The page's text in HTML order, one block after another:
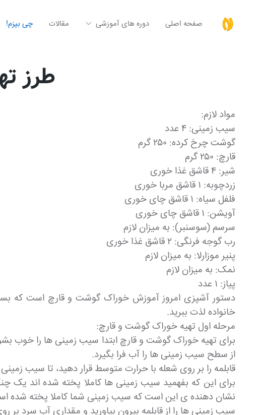
صفحه اصلی دوره های آموزشی مقالات چی بپزم!
طرز
مواد لازم:
سیب زمینی: ۴ عدد
گوشت چرخ کرده: ۲۵۰ گرم
قارچ: ۲۵۰ گرم
شیر: ۴ قاشق غذا خوری
زردچوبه: ۱ قاشق مربا خوری
فلفل سیاه: ۱ قاشق چای خوری
آویشن: ۱ قاشق چای خوری
سرسم (سوسنبر): به میزان لازم
رب گوجه فرنگی: ۲ قاشق غذا خوری
پنیر موزارلا: به میزان لازم
نمک: به میزان لازم
پیاز: ۱ عدد
دستور آشپزی امروز آموزش خوراک گوشت و قارچ است که
خانواده لذت ببرید.
مرحله اول تهیه خوراک گوشت و قارچ:
برای تهیه خوراک گوشت و قارچ ابتدا سیب زمینی ها را خوب
از سطح سیب زمینی ها را آب فرا بگیرد.
قابلمه را بر روی شعله با حرارت متوسط قرار دهید، تا سیب
برای این که بفهمید سیب زمینی ها کاملا پخته شده اند یک
نشان دهنده ی این است که سیب زمینی شما کاملا پخته شده
سیب زمینی ها را از قابلمه بیرون بیاورید و مقداری آب سرد بر